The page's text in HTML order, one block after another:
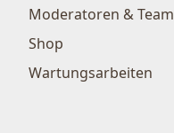
Moderatoren & Team
Shop
Wartungsarbeiten